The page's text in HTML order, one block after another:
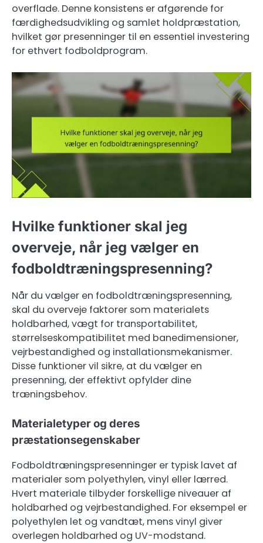
overflade. Denne konsistens er afgørende for
færdighedsudvikling og samlet holdpræstation,
hvilket gør presenninger til en essentiel investering
for ethvert fodboldprogram.
Hvilke funktioner skal jeg
overveje, når jeg vælger en
fodboldtræningspresenning?
Når du vælger en fodboldtræningspresenning,
skal du overveje faktorer som materialets
holdbarhed, vægt for transportabilitet,
størrelseskompatibilitet med banedimensioner,
vejrbestandighed og installationsmekanismer.
Disse funktioner vil sikre, at du vælger en
presenning, der effektivt opfylder dine
træningsbehov.
Materialetyper og deres
præstationsegenskaber
Fodboldtræningspresenninger er typisk lavet af
materialer som polyethylen, vinyl eller lærred.
Hvert materiale tilbyder forskellige niveauer af
holdbarhed og vejrbestandighed. For eksempel er
polyethylen let og vandtæt, mens vinyl giver
overlegen holdbarhed og UV-modstand.